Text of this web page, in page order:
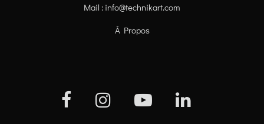
Mail : info@technikart.com
À Propos